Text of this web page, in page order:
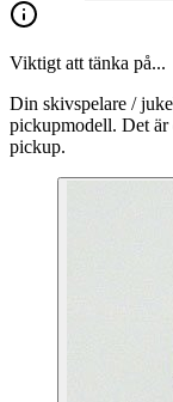
Viktigt att tänka på...
Din skivspelare /
pickupmodell. Det
pickup.